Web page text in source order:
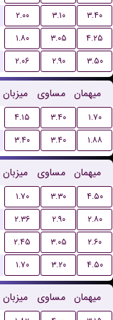
۲.۰۰ ۳.۱۰
۳.۴۰
۱.۸۰ ۳.۰۵
۴.۲۵
۲.۰۶ ۲.۹۰ ۳.۵۰
میزبان مساوی میهمان
۴.۱۵ ۳.۴۰
۱.۷۰
۳.۴۰ ۳.۴۰ ۱.۸۸
میزبان مساوی میهمان
۱.۷۰ ۳.۳۰
۴.۵۰
۲.۳۶ ۲.۹۰
۲.۸۰
۲.۴۵ ۳.۰۵
۲.۶۰
۱.۷۰ ۳.۲۰ ۴.۵۰
میزبان مساوی میهمان